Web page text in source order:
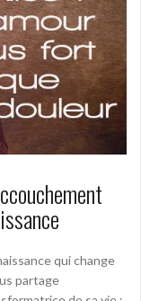
qui change
partage